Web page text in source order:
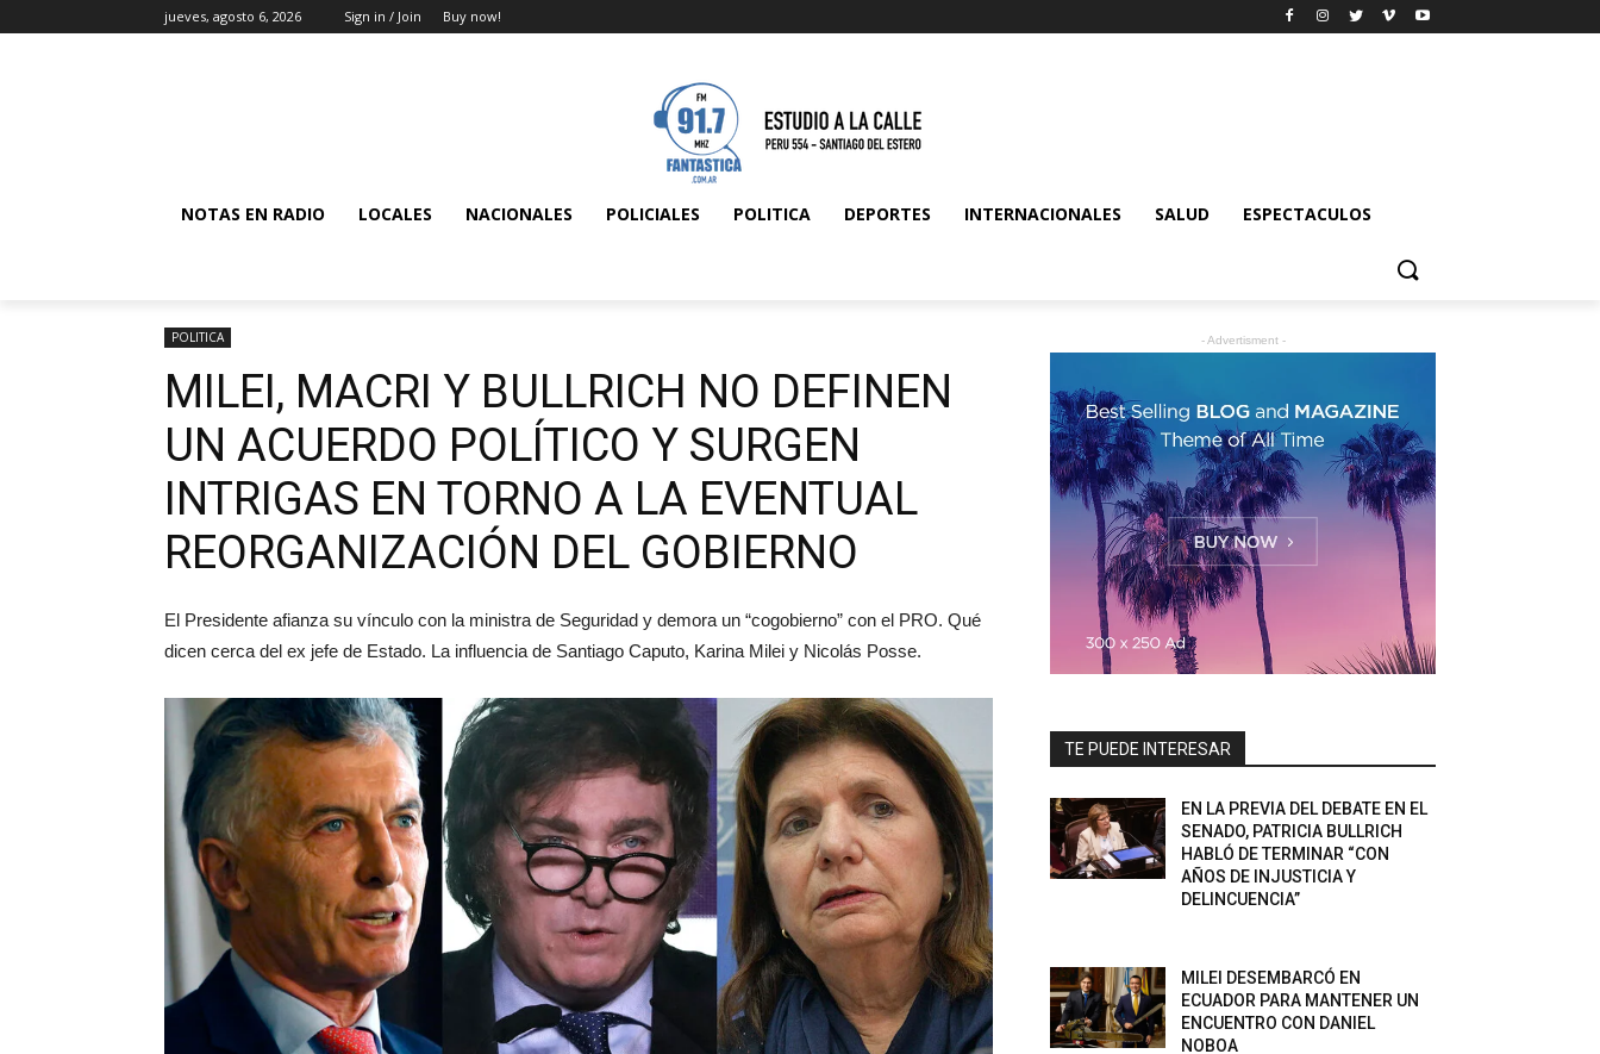
jueves, agosto 6, 2026 Sign in / Join Buy now!
NOTAS EN RADIO LOCALES NACIONALES POLICIALES POLITICA DEPORTES INTERNACIONALES SALUD ESPECTACULOS
POLITICA
MILEI, MACRI Y BULLRICH NO DEFINEN
UN ACUERDO POLÍTICO Y SURGEN
INTRIGAS EN TORNO A LA EVENTUAL
REORGANIZACIÓN DEL GOBIERNO
El Presidente afianza su vínculo con la ministra de Seguridad y demora un “cogobierno” con el PRO. Qué
dicen cerca del ex jefe de Estado. La influencia de Santiago Caputo, Karina Milei y Nicolás Posse.
- Advertisment -
TE PUEDE INTERESAR
EN LA PREVIA DEL DEBATE EN EL
SENADO, PATRICIA BULLRICH
HABLÓ DE TERMINAR “CON
AÑOS DE INJUSTICIA Y
DELINCUENCIA”
MILEI DESEMBARCÓ EN
ECUADOR PARA MANTENER UN
ENCUENTRO CON DANIEL
NOBOA